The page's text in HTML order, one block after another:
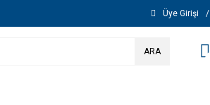
Üye Girişi /
ARA